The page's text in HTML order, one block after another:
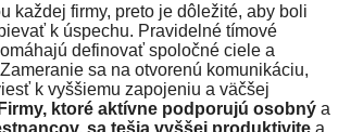
každej firmy, preto je dôležité, aby boli
k úspechu. Pravidelné tímové
definovať spoločné ciele a
sa na otvorenú komunikáciu,
k vyššiemu zapojeniu a väčšej
Firmy, ktoré aktívne podporujú osobný a
sa tešia vyššej produktivite a